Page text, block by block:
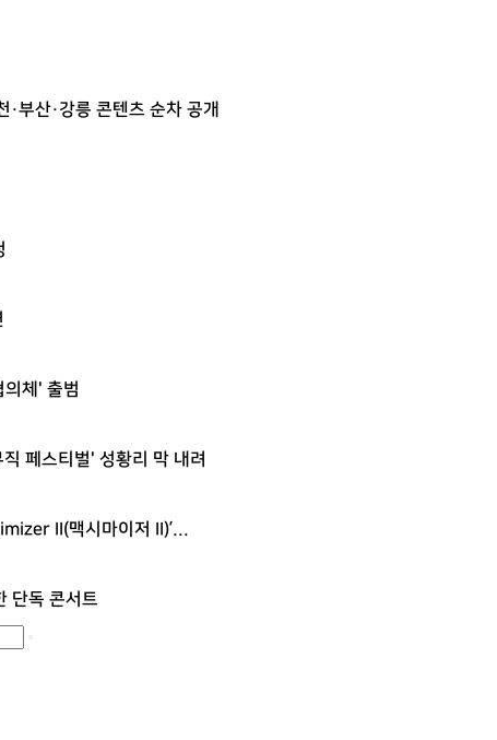
부산·강릉 콘텐츠 순차 공개
체' 출범
페스티벌' 성황리 막 내려
II(맥시마이저 II)’...
단독 콘서트